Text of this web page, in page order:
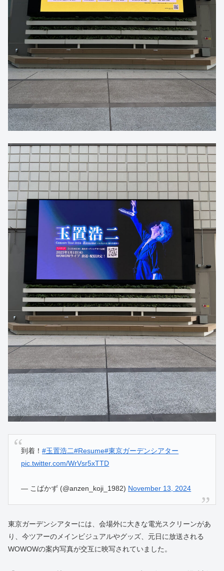
到着！#玉置浩二#Resume#東京ガーデンシアター
pic.twitter.com/WrVsr5xTTD
— こばかず (@anzen_koji_1982) November 13, 2024
東京ガーデンシアターには、会場外に大きな電光スクリーンがあ
り、今ツアーのメインビジュアルやグッズ、元日に放送される
WOWOWの案内写真が交互に映写されていました。